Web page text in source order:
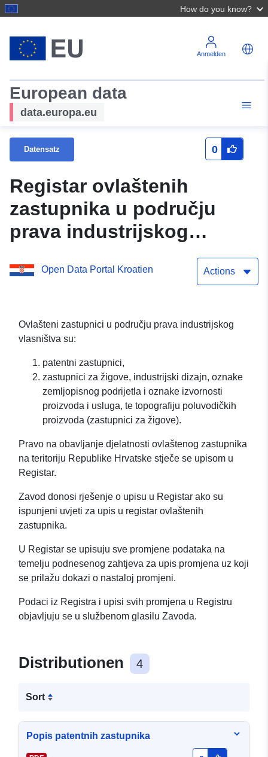
How do you know?
Anmelden
European data
data.europa.eu
Datensatz 0
Registar ovlaštenih
zastupnika u području
prava industrijskog
Open Data Portal Kroatien Actions
Ovlašteni zastupnici u području prava industrijskog
vlasništva su:
patentni zastupnici,
zastupnici za žigove, industrijski dizajn, oznake
zemljopisnog podrijetla i oznake izvornosti
proizvoda i usluga, te topografiju poluvodičkih
proizvoda (zastupnici za žigove).
Pravo na obavljanje djelatnosti ovlaštenog zastupnika
na teritoriju Republike Hrvatske stječe se upisom u
Registar.
Zavod donosi rješenje o upisu u Registar ako su
ispunjeni uvjeti za upis u registar ovlaštenih
zastupnika.
U Registar se upisuju sve promjene podataka na
temelju podnesenog zahtjeva za upis promjena uz koji
se prilažu dokazi o nastaloj promjeni.
Podaci iz Registra i upisi svih promjena u Registru
objavljuju se u službenom glasilu Zavoda.
Distributionen 4
Sort
Popis patentnih zastupnika